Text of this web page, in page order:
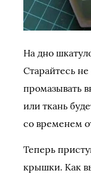
На дно
Старайтесь
промазывать
или ткань
со временем
Теперь
крышки. Как